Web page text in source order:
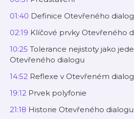
01:40 Definice Otevřeného
02:19 Klíčové prvky Otevřeného
10:25 Tolerance nejistoty jako
Otevřeného dialogu
14:52 Reflexe v Otevřeném
19:12 Prvek polyfonie
21:18 Historie Otevřeného dialogu